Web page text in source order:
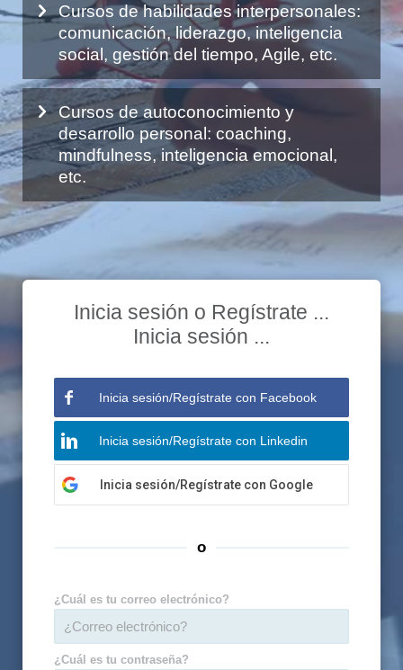
Cursos de habilidades interpersonales:
comunicación, liderazgo, inteligencia
social, gestión del tiempo, Agile, etc.
Cursos de autoconocimiento y
desarrollo personal: coaching,
mindfulness, inteligencia emocional,
etc.
Inicia sesión o Regístrate ...
Inicia sesión ...
Inicia sesión/Regístrate con Facebook
Inicia sesión/Regístrate con Linkedin
Inicia sesión/Regístrate con Google
o
¿Cuál es tu correo electrónico?
¿Cuál es tu contraseña?